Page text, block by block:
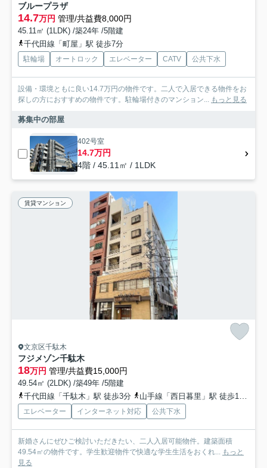
ブループラザ
14.7万円 管理/共益費8,000円
45.11㎡ (1LDK) /築24年 /5階建
千代田線「町屋」駅 徒歩7分
駐輪場 オートロック エレベーター CATV 公共下水
設備・環境ともに良い14.7万円の物件です。二人で入居できる物件をお
探しの方におすすめの物件です。駐輪場付きのマンション... もっと見る
募集中の部屋
402号室
14.7万円
4階 / 45.11㎡ / 1LDK
賃貸マンション
文京区千駄木
フジメゾン千駄木
18万円 管理/共益費15,000円
49.54㎡ (2LDK) /築49年 /5階建
千代田線「千駄木」駅 徒歩3分
山手線「西日暮里」駅 徒歩10分
エレベーター インターネット対応 公共下水
新婚さんにぜひご検討いただきたい、二人入居可能物件。建築面積
49.54㎡の物件です。学生歓迎物件で快適な学生生活をおくれ... もっと
見る